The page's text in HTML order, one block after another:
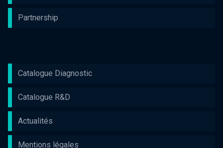
Partnership
Catalogue Diagnostic
Catalogue R&D
Actualités
Mentions légales